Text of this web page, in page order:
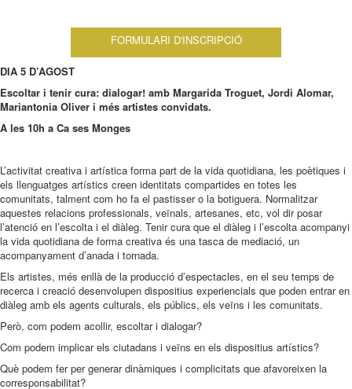
FORMULARI D'INSCRIPCIÓ
DIA 5 D’AGOST
Escoltar i tenir cura: dialogar! amb Margarida Troguet, Jordi Alomar,
Mariantonia Oliver i més artistes convidats.
A les 10h a Ca ses Monges
L’activitat creativa i artística forma part de la vida quotidiana, les poètiques i
els llenguatges artístics creen identitats compartides en totes les
comunitats, talment com ho fa el pastisser o la botiguera. Normalitzar
aquestes relacions professionals, veïnals, artesanes, etc, vol dir posar
l’atenció en l’escolta i el diàleg. Tenir cura que el diàleg i l’escolta acompanyi
la vida quotidiana de forma creativa és una tasca de mediació, un
acompanyament d’anada i tornada.
Els artistes, més enllà de la producció d’espectacles, en el seu temps de
recerca i creació desenvolupen dispositius experiencials que poden entrar en
diàleg amb els agents culturals, els públics, els veïns i les comunitats.
Però, com podem acollir, escoltar i dialogar?
Com podem implicar els ciutadans i veïns en els dispositius artístics?
Què podem fer per generar dinàmiques i complicitats que afavoreixen la
corresponsabilitat?